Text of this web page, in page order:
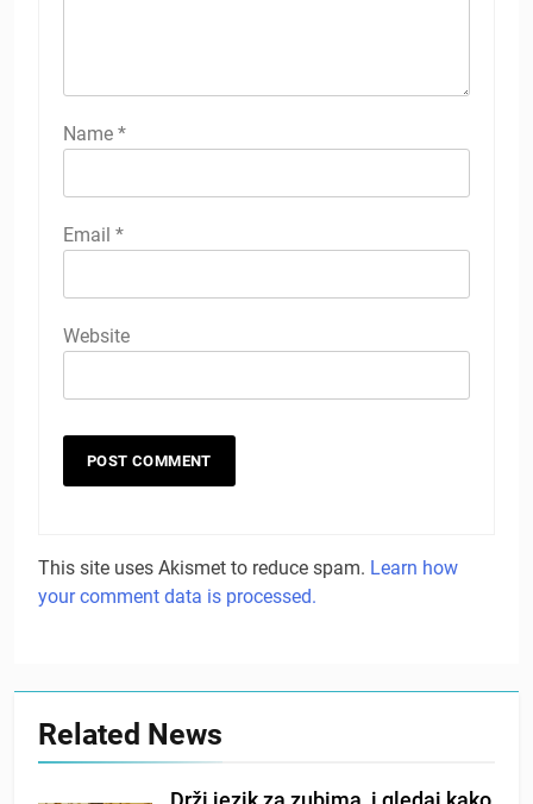
Name *
Email *
Website
This site uses Akismet to reduce spam. Learn how
your comment data is processed.
Related News